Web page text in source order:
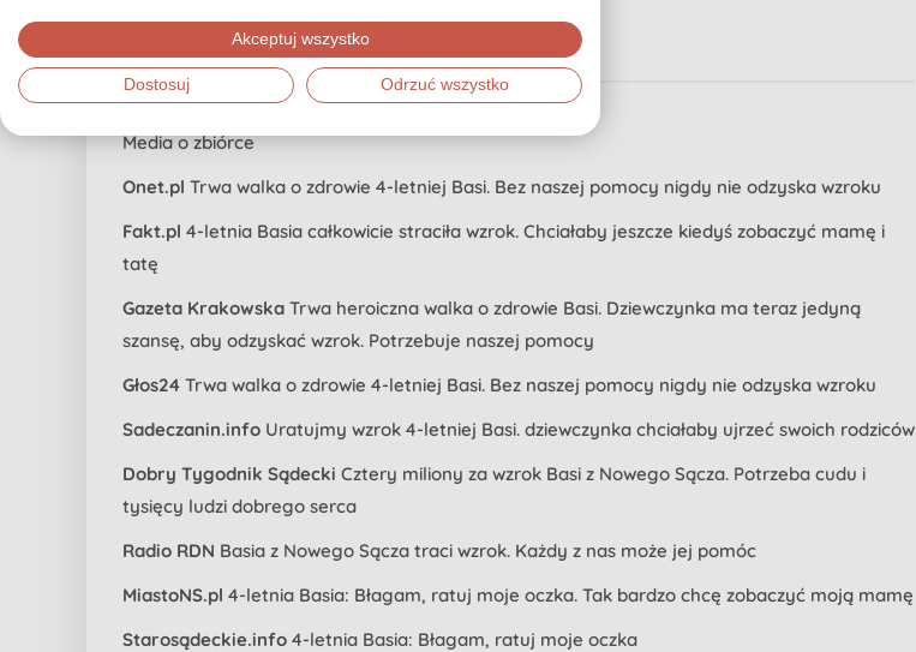
Grupa licytacyjnaUratuj wzrok Basi
Media o zbiórce
Onet.pl Trwa walka o zdrowie 4-letniej Basi. Bez naszej pomocy nigdy nie odzyska wzroku
Fakt.pl 4-letnia Basia całkowicie straciła wzrok. Chciałaby jeszcze kiedyś zobaczyć mamę i
tatę
Gazeta Krakowska Trwa heroiczna walka o zdrowie Basi. Dziewczynka ma teraz jedyną
szansę, aby odzyskać wzrok. Potrzebuje naszej pomocy
Głos24 Trwa walka o zdrowie 4-letniej Basi. Bez naszej pomocy nigdy nie odzyska wzroku
Sadeczanin.info Uratujmy wzrok 4-letniej Basi. dziewczynka chciałaby ujrzeć swoich rodziców
Dobry Tygodnik Sądecki Cztery miliony za wzrok Basi z Nowego Sącza. Potrzeba cudu i
tysięcy ludzi dobrego serca
Radio RDN Basia z Nowego Sącza traci wzrok. Każdy z nas może jej pomóc
MiastoNS.pl 4-letnia Basia: Błagam, ratuj moje oczka. Tak bardzo chcę zobaczyć moją mamę
Starosądeckie.info 4-letnia Basia: Błagam, ratuj moje oczka
Akceptuj wszystko
Dostosuj Odrzuć wszystko